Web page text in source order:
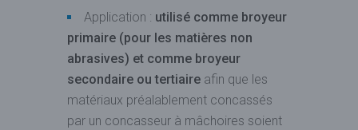
Application : utilisé comme broyeur
primaire (pour les matières non
abrasives) et comme broyeur
secondaire ou tertiaire afin que les
matériaux préalablement concassés
par un concasseur à mâchoires soient